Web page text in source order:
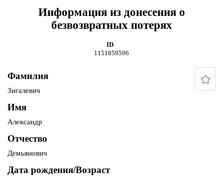
Информация из донесения о
безвозвратных потерях
ID
1151859596
Фамилия
Зигалевич
Имя
Александр
Отчество
Демьянович
Дата рождения/Возраст